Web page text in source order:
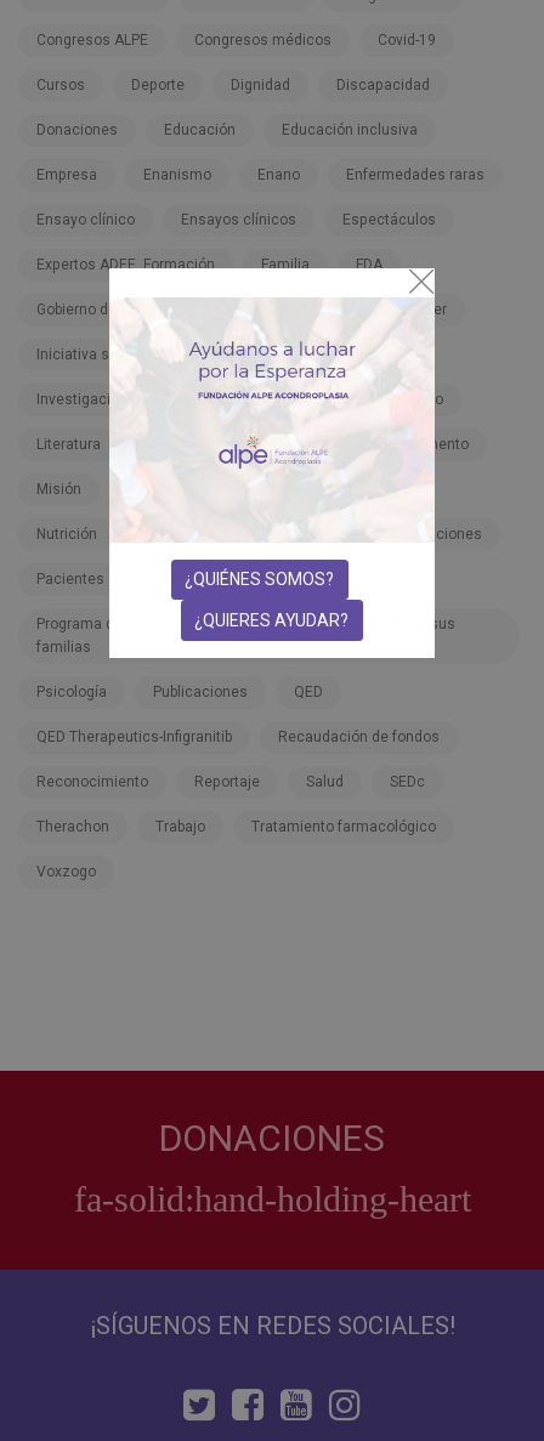
Congresos ALPE Congresos médicos Covid-19
Cursos Deporte Dignidad Discapacidad
Donaciones Educación Educación inclusiva
Empresa Enanismo Enano Enfermedades raras
Ensayo clínico Ensayos clínicos Espectáculos
Expertos ADEE. Formación Familia FDA
Gobierno de España Hospitales Infigratinib-Pfizer
Iniciativa solidaria Inspiración Instituciones
Investigación Lactantes Legislación Libro
Literatura Meclozine Medicamento
Misión
Nutrición Organizaciones
Pacientes endocrinos Pfizer
Programa de Atención Integral a las personas con ADEE y sus
familias
Psicología Publicaciones QED
QED Therapeutics-Infigranitib Recaudación de fondos
Reconocimiento Reportaje Salud SEDc
Therachon Trabajo Tratamiento farmacológico
Voxzogo
DONACIONES
¡SÍGUENOS EN REDES SOCIALES!
¿QUIÉNES SOMOS?
¿QUIERES AYUDAR?